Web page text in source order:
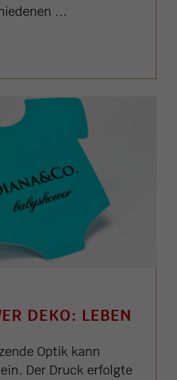
...
DEKO: LEBEN
Optik kann
Der Druck erfolgte